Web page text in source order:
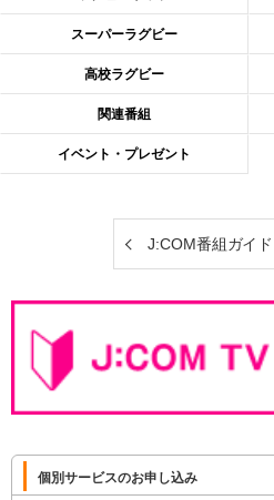
スーパーラグビー
高校ラグビー
関連番組
イベント・プレゼント
J:COM番組ガイ
個別サービスのお申し込み